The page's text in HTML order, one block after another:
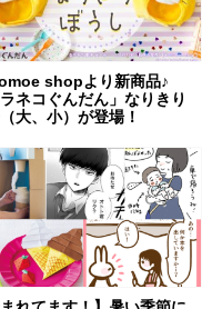
shopより新商品♪
ラネコぐんだん」なりきり
大、小）が登場！